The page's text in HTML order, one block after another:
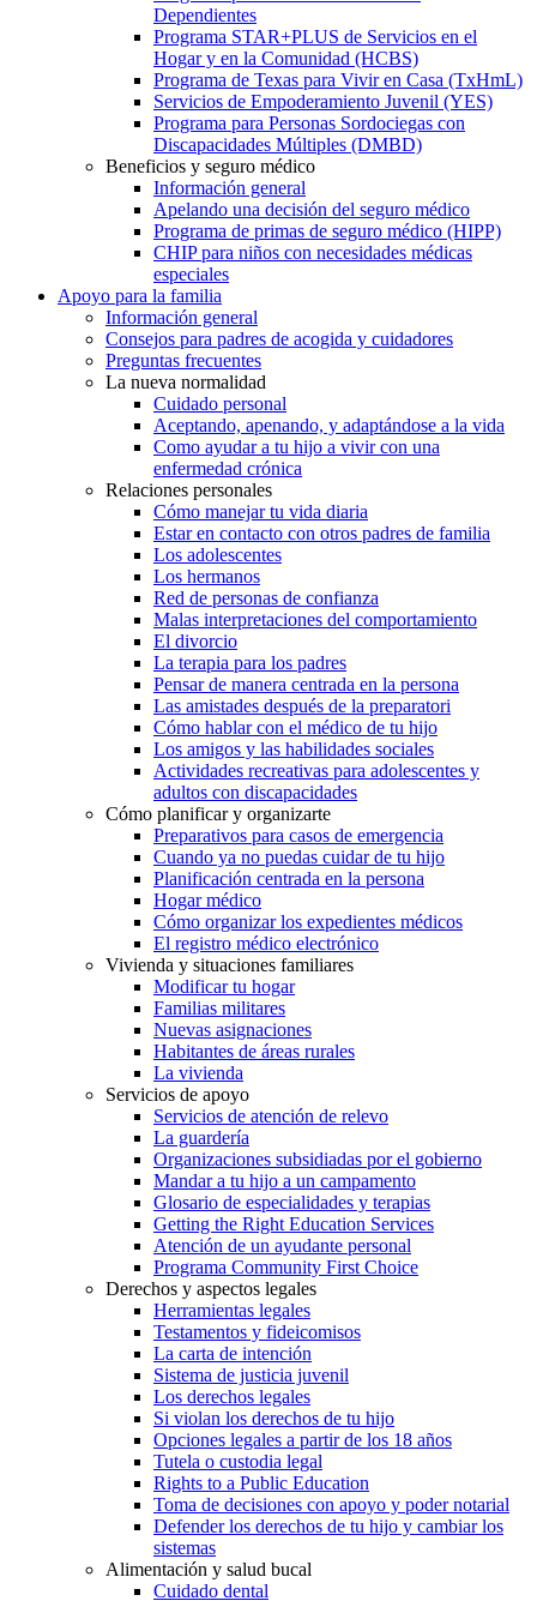
Dependientes
Programa STAR+PLUS de Servicios en el
Hogar y en la Comunidad (HCBS)
Programa de Texas para Vivir en Casa (TxHmL)
Servicios de Empoderamiento Juvenil (YES)
Programa para Personas Sordociegas con
Discapacidades Múltiples (DMBD)
Beneficios y seguro médico
Información general
Apelando una decisión del seguro médico
Programa de primas de seguro médico (HIPP)
CHIP para niños con necesidades médicas
especiales
Apoyo para la familia
Información general
Consejos para padres de acogida y cuidadores
Preguntas frecuentes
La nueva normalidad
Cuidado personal
Aceptando, apenando, y adaptándose a la vida
Como ayudar a tu hijo a vivir con una
enfermedad crónica
Relaciones personales
Cómo manejar tu vida diaria
Estar en contacto con otros padres de familia
Los adolescentes
Los hermanos
Red de personas de confianza
Malas interpretaciones del comportamiento
El divorcio
La terapia para los padres
Pensar de manera centrada en la persona
Las amistades después de la preparatori
Cómo hablar con el médico de tu hijo
Los amigos y las habilidades sociales
Actividades recreativas para adolescentes y
adultos con discapacidades
Cómo planificar y organizarte
Preparativos para casos de emergencia
Cuando ya no puedas cuidar de tu hijo
Planificación centrada en la persona
Hogar médico
Cómo organizar los expedientes médicos
El registro médico electrónico
Vivienda y situaciones familiares
Modificar tu hogar
Familias militares
Nuevas asignaciones
Habitantes de áreas rurales
La vivienda
Servicios de apoyo
Servicios de atención de relevo
La guardería
Organizaciones subsidiadas por el gobierno
Mandar a tu hijo a un campamento
Glosario de especialidades y terapias
Getting the Right Education Services
Atención de un ayudante personal
Programa Community First Choice
Derechos y aspectos legales
Herramientas legales
Testamentos y fideicomisos
La carta de intención
Sistema de justicia juvenil
Los derechos legales
Si violan los derechos de tu hijo
Opciones legales a partir de los 18 años
Tutela o custodia legal
Rights to a Public Education
Toma de decisiones con apoyo y poder notarial
Defender los derechos de tu hijo y cambiar los
sistemas
Alimentación y salud bucal
Cuidado dental